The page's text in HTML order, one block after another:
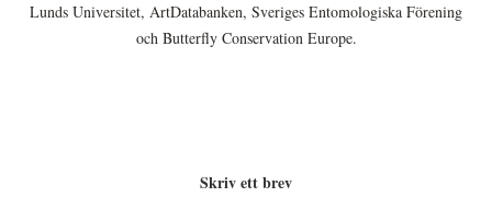
Lunds Universitet, ArtDatabanken, Sveriges Entomologiska Förening
och Butterfly Conservation Europe.
Skriv ett brev